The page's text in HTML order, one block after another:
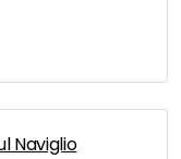
Naviglio